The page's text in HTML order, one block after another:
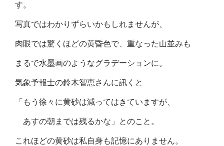
す。
写真ではわかりずらいかもしれませんが、
肉眼では驚くほどの黄昏色で、重なった山並みも
まるで水墨画のようなグラデーションに。
気象予報士の鈴木智恵さんに訊くと
「もう徐々に黄砂は減ってはきていますが、
あすの朝までは残るかな」とのこと。
これほどの黄砂は私自身も記憶にありません。